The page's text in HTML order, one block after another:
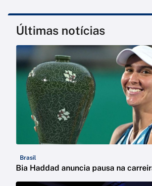
Últimas notícias
Brasil
Bia Haddad anuncia pausa na